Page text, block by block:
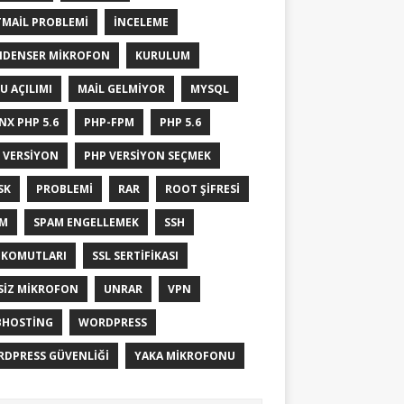
PROBLEMI INCELEME
MIKROFON KURULUM
AÇILIMI MAIL GELMIYOR MYSQL
PHP 5.6 PHP-FPM PHP 5.6
PHP VERSIYON SEÇMEK
PROBLEMI RAR ROOT ŞIFRESI
SPAM ENGELLEMEK SSH
SSL SERTIFIKASI
MIKROFON UNRAR VPN
WORDPRESS
GÜVENLIĞI YAKA MIKROFONU